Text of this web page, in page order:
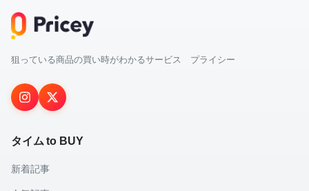
狙っている商品の買い時がわかるサービス プライシー
タイム to BUY
新着記事